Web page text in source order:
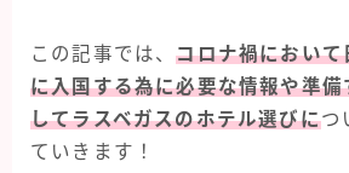
イタリア旅行
シンガポール旅行
スペイン旅行
この記事では、コロナ禍におい
に入国する為に必要な情報や準
してラスベガスのホテル選びにつ
ていきます！